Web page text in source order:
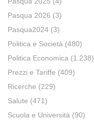
Pasqua 2026 (3)
Pasqua2024 (3)
Politica e Società (480)
Politica Economica (1.238)
Prezzi e Tariffe (409)
Ricerche (229)
Salute (471)
Scuola e Università (90)